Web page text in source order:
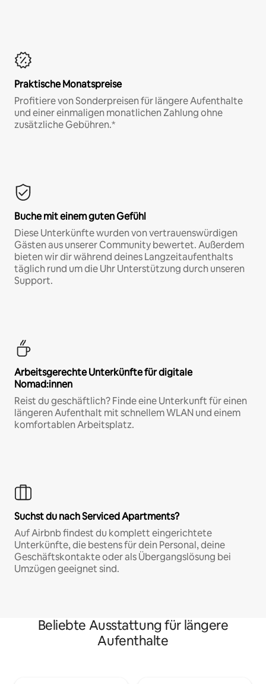
Praktische Monatspreise
Profitiere von Sonderpreisen für längere Aufenthalte
und einer einmaligen monatlichen Zahlung ohne
zusätzliche Gebühren.*
Buche mit einem guten Gefühl
Diese Unterkünfte wurden von vertrauenswürdigen
Gästen aus unserer Community bewertet. Außerdem
bieten wir dir während deines Langzeitaufenthalts
täglich rund um die Uhr Unterstützung durch unseren
Support.
Arbeitsgerechte Unterkünfte für digitale
Nomad:innen
Reist du geschäftlich? Finde eine Unterkunft für einen
längeren Aufenthalt mit schnellem WLAN und einem
komfortablen Arbeitsplatz.
Suchst du nach Serviced Apartments?
Auf Airbnb findest du komplett eingerichtete
Unterkünfte, die bestens für dein Personal, deine
Geschäftskontakte oder als Übergangslösung bei
Umzügen geeignet sind.
Beliebte Ausstattung für längere
Aufenthalte